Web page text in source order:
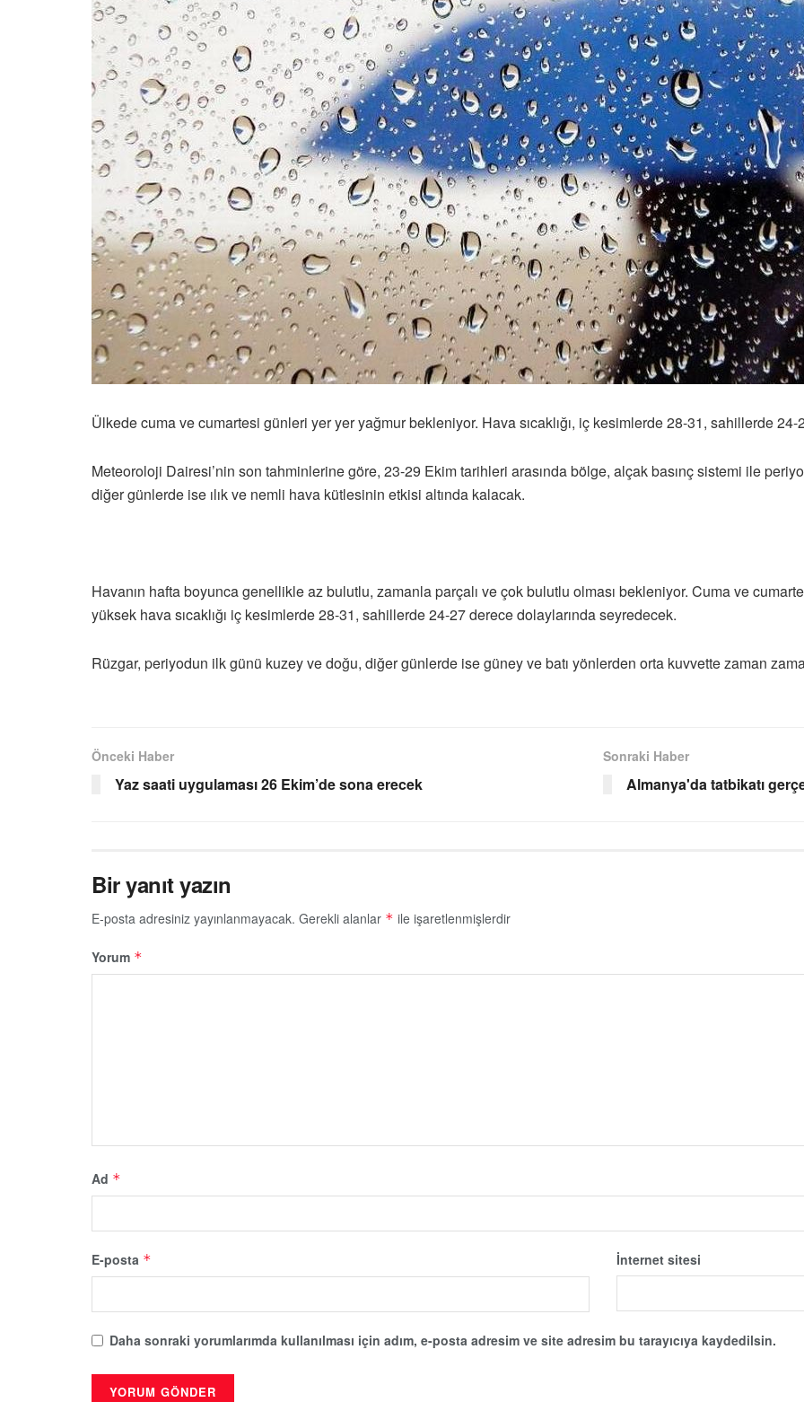
Ülkede cuma ve cumartesi günleri yer yer yağmur bekleniyor. Hava sıcaklığı, iç kesimlerde 28-31, sahillerde
Meteoroloji Dairesi’nin son tahminlerine göre, 23-29 Ekim tarihleri arasında bölge, alçak basınç sistemi ile
diğer günlerde ise ılık ve nemli hava kütlesinin etkisi altında kalacak.
Havanın hafta boyunca genellikle az bulutlu, zamanla parçalı ve çok bulutlu olması bekleniyor. Cuma ve
yüksek hava sıcaklığı iç kesimlerde 28-31, sahillerde 24-27 derece dolaylarında seyredecek.
Rüzgar, periyodun ilk günü kuzey ve doğu, diğer günlerde ise güney ve batı yönlerden orta kuvvette zaman
Önceki Haber
Yaz saati uygulaması 26 Ekim’de sona erecek
Sonraki Haber
Almanya'da tatbikatı
Bir yanıt yazın
E-posta adresiniz yayınlanmayacak. Gerekli alanlar * ile işaretlenmişlerdir
Yorum *
Ad *
E-posta * İnternet sitesi
Daha sonraki yorumlarımda kullanılması için adım, e-posta adresim ve site adresim bu tarayıcıya kaydedilsin.